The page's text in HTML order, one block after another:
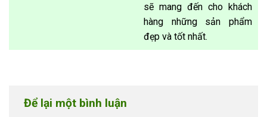
sẽ mang đến cho khách
hàng những sản phẩm
đẹp và tốt nhất.
Để lại một bình luận